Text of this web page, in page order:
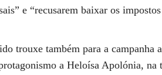
e “recusarem baixar os
trouxe também para a campanha
a Heloísa Apolónia,